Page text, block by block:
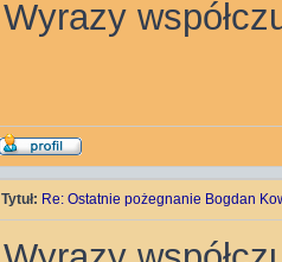
Wyrazy
Tytuł: Re: Ostatnie pożegnanie Bogdan